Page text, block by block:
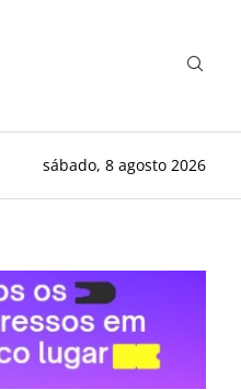
sábado, 8 agosto 2026